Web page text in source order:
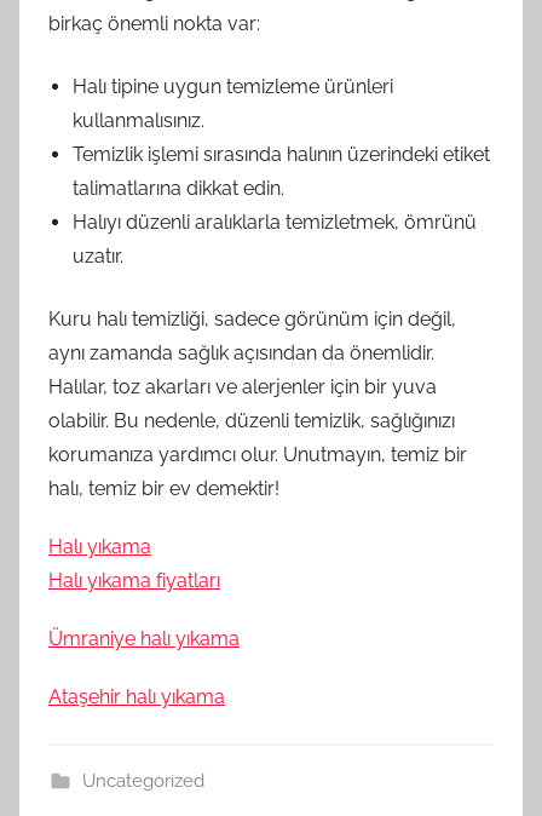
birkaç önemli nokta var:
Halı tipine uygun temizleme ürünleri
kullanmalısınız.
Temizlik işlemi sırasında halının üzerindeki etiket
talimatlarına dikkat edin.
Halıyı düzenli aralıklarla temizletmek, ömrünü
uzatır.
Kuru halı temizliği, sadece görünüm için değil,
aynı zamanda sağlık açısından da önemlidir.
Halılar, toz akarları ve alerjenler için bir yuva
olabilir. Bu nedenle, düzenli temizlik, sağlığınızı
korumanıza yardımcı olur. Unutmayın, temiz bir
halı, temiz bir ev demektir!
Halı yıkama
Halı yıkama fiyatları
Ümraniye halı yıkama
Ataşehir halı yıkama
Uncategorized